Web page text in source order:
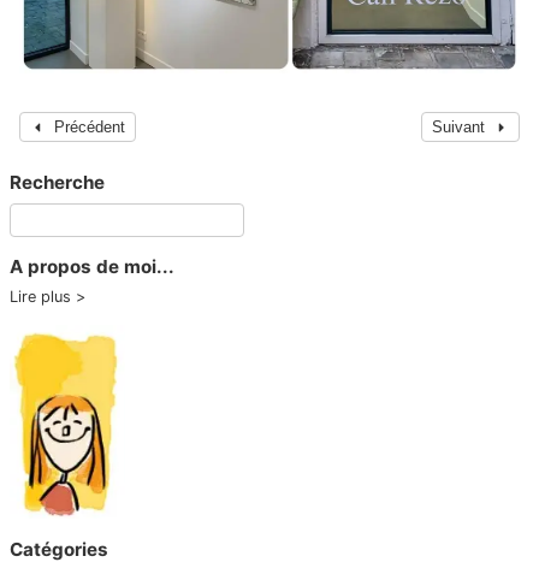
Précédent Suivant
Recherche
A propos de moi...
Lire plus
Catégories